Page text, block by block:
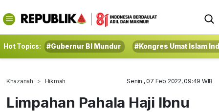
Hot Topics: #Gubernur BI Mundur #Kongres Umat Islam
Khazanah Hikmah Senin , 07 Feb 2022, 09:49 WIB
Limpahan Pahala Haji Ibnu